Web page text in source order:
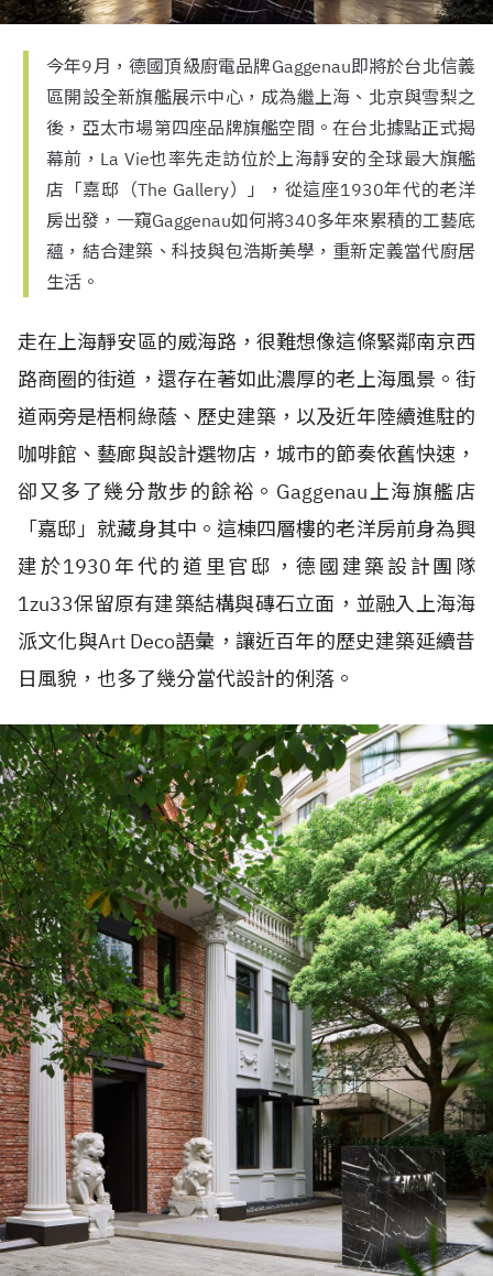
今年9月，德國頂級廚電品牌Gaggenau即將於台北信義
區開設全新旗艦展示中心，成為繼上海、北京與雪梨之
後，亞太市場第四座品牌旗艦空間。在台北據點正式揭
幕前，La Vie也率先走訪位於上海靜安的全球最大旗艦
店「嘉邸（The Gallery）」，從這座1930年代的老洋
房出發，一窺Gaggenau如何將340多年來累積的工藝底
蘊，結合建築、科技與包浩斯美學，重新定義當代廚居
生活。
走在上海靜安區的威海路，很難想像這條緊鄰南京西
路商圈的街道，還存在著如此濃厚的老上海風景。街
道兩旁是梧桐綠蔭、歷史建築，以及近年陸續進駐的
咖啡館、藝廊與設計選物店，城市的節奏依舊快速，
卻又多了幾分散步的餘裕。Gaggenau上海旗艦店
「嘉邸」就藏身其中。這棟四層樓的老洋房前身為興
建於1930年代的道里官邸，德國建築設計團隊
1zu33保留原有建築結構與磚石立面，並融入上海海
派文化與Art Deco語彙，讓近百年的歷史建築延續昔
日風貌，也多了幾分當代設計的俐落。